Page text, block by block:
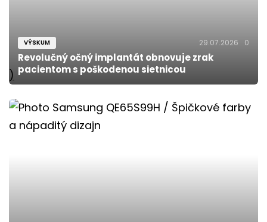
)
VÝSKUM 29.07.2026 0
Revolučný očný implantát obnovuje zrak
pacientom s poškodenou sietnicou